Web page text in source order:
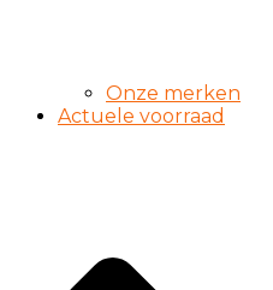
Onze merken
Actuele voorraad